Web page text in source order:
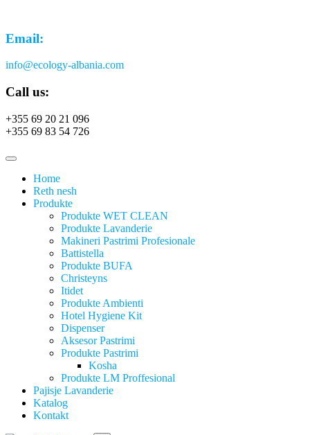
Email:
info@ecology-albania.com
Call us:
+355 69 20 21 096
+355 69 83 54 726
Home
Reth nesh
Produkte
Produkte WET CLEAN
Produkte Lavanderie
Makineri Pastrimi Profesionale
Battistella
Produkte BUFA
Christeyns
Itidet
Produkte Ambienti
Hotel Hygiene Kit
Dispenser
Aksesor Pastrimi
Produkte Pastrimi
Kosha
Produkte LM Proffesional
Pajisje Lavanderie
Katalog
Kontakt